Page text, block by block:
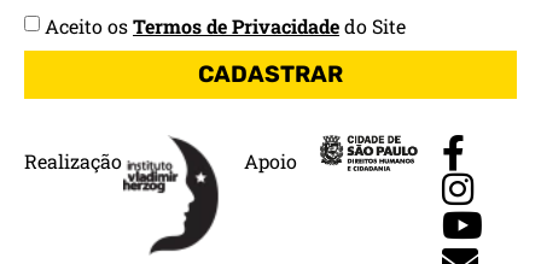
Realização Apoio
Aceito osTermos de Privacidadedo Site
CADASTRAR